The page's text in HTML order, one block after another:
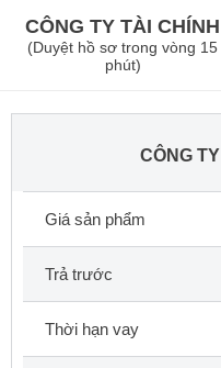
CÔNG TY TÀI CHÍNH
(Duyệt hồ sơ trong vòng 15
phút)
CÔNG TY
Giá sản phẩm
Trả trước
Thời hạn vay